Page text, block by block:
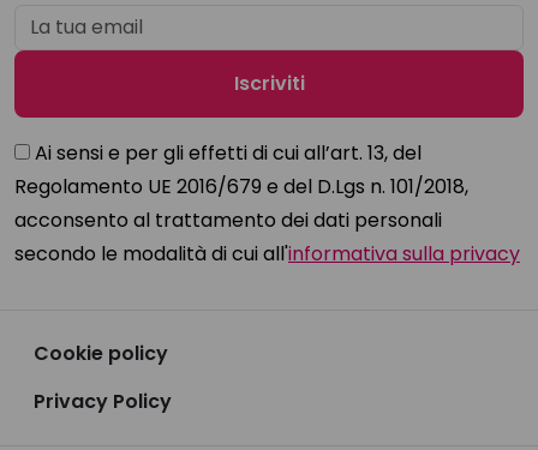
Ai sensi e per gli effetti di cui all’art. 13, del
Regolamento UE 2016/679 e del D.Lgs n. 101/2018,
acconsento al trattamento dei dati personali
secondo le modalità di cui all'informativa sulla privacy
Cookie policy
Privacy Policy